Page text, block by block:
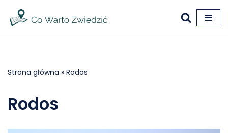
Przejdź
Strona główna » Rodos
Rodos